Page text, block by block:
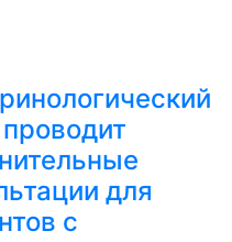
для
с